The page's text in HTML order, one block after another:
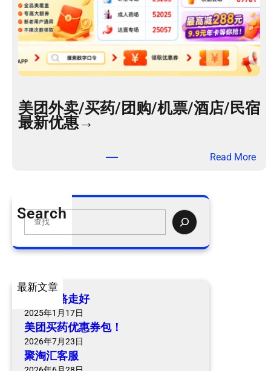
美团外卖/买药/团购/机票/酒店/民宿
最新优惠→
Read More：
Search
S
a
h
最新文章
爷爷一路走好
2025年1月17日
美团买药优惠券包！
2026年7月23日
聚淘汇客服